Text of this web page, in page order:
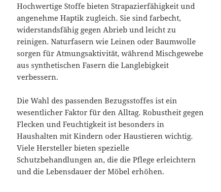
Hochwertige Stoffe bieten Strapazierfähigkeit und
angenehme Haptik zugleich. Sie sind farbecht,
widerstandsfähig gegen Abrieb und leicht zu
reinigen. Naturfasern wie Leinen oder Baumwolle
sorgen für Atmungsaktivität, während Mischgewebe
aus synthetischen Fasern die Langlebigkeit
verbessern.
Die Wahl des passenden Bezugsstoffes ist ein
wesentlicher Faktor für den Alltag. Robustheit gegen
Flecken und Feuchtigkeit ist besonders in
Haushalten mit Kindern oder Haustieren wichtig.
Viele Hersteller bieten spezielle
Schutzbehandlungen an, die die Pflege erleichtern
und die Lebensdauer der Möbel erhöhen.